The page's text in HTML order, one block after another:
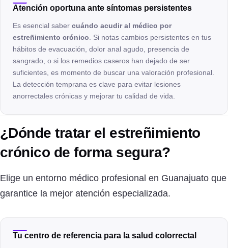
Atención oportuna ante síntomas persistentes
Es esencial saber cuándo acudir al médico por
estreñimiento crónico . Si notas cambios persistentes en tus
hábitos de evacuación, dolor anal agudo, presencia de
sangrado, o si los remedios caseros han dejado de ser
suficientes, es momento de buscar una valoración profesional.
La detección temprana es clave para evitar lesiones
anorrectales crónicas y mejorar tu calidad de vida.
¿Dónde tratar el estreñimiento
crónico de forma segura?
Elige un entorno médico profesional en Guanajuato que
garantice la mejor atención especializada.
Tu centro de referencia para la salud colorrectal